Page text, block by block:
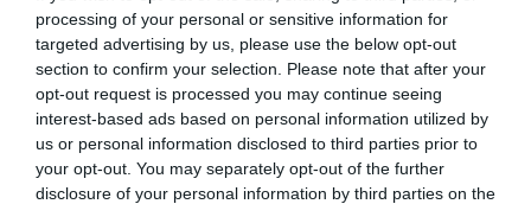
processing of your personal or sensitive information for
targeted advertising by us, please use the below opt-out
section to confirm your selection. Please note that after your
opt-out request is processed you may continue seeing
interest-based ads based on personal information utilized by
us or personal information disclosed to third parties prior to
your opt-out. You may separately opt-out of the further
disclosure of your personal information by third parties on the
és csak 50% gondolja, hogy nincs nagy különbség a saját
kiskereskedelmi és a márkázott termék között - mondta el Turcsán
Tünde.
fogyasztás fogyasztási szokások gfk zöldség
gyümölcs